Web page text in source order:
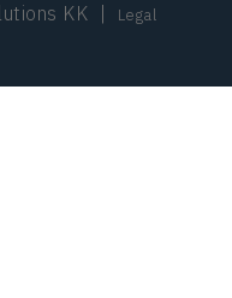
KK Legal